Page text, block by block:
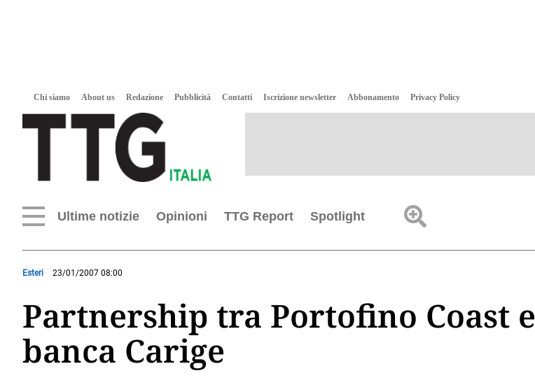
Chi siamo About us Redazione Pubblicità Contatti Iscrizione newsletter Abbonamento Privacy Policy
Ultime notizie Opinioni TTG Report Spotlight
Esteri 23/01/2007 08:00
Partnership tra Portofino Coast e
banca Carige